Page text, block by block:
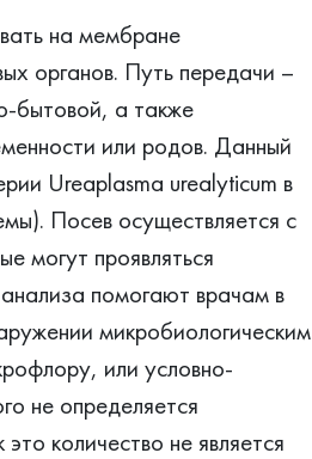
на мембране
органов. Путь передачи –
бытовой, а также
или родов. Данный
Ureaplasma urealyticum в
Посев осуществляется с
могут проявляться
помогают врачам в
микробиологическим
или условно-
не определяется
количество не является